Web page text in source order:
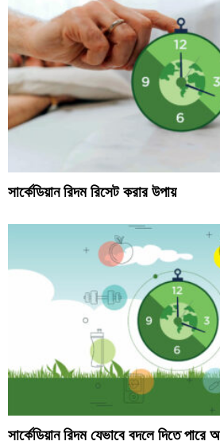
সার্কেডিয়ান রিদম রিসেট করার উপায়
সার্কেডিয়ান রিদম যেভাবে বদলে দিতে পারে